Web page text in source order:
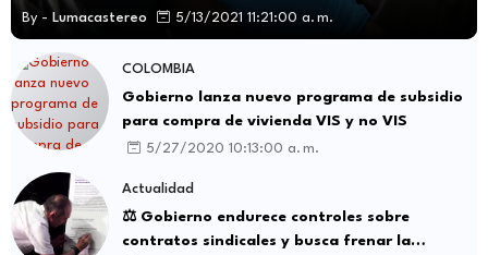
By - Lumacastereo 5/13/2021 11:21:00 a. m.
COLOMBIA
Gobierno lanza nuevo programa de subsidio
para compra de vivienda VIS y no VIS
5/27/2020 10:13:00 a. m.
Actualidad
⚖️ Gobierno endurece controles sobre
contratos sindicales y busca frenar la